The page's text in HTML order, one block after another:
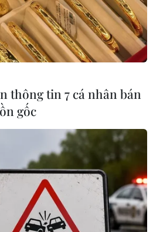
đại học công bố điểm
năm 2023
thông tin 7 cá nhân bán
gốc